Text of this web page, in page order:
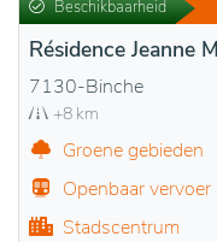
Beschikbaarheid
Résidence Jeanne
7130-Binche
+8 km
Groene gebieden
Openbaar vervoer
Stadscentrum